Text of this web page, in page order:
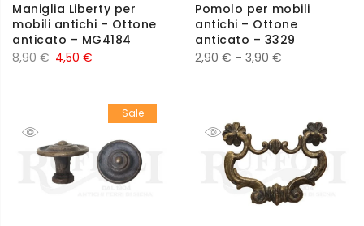
Maniglia Liberty per
mobili antichi – Ottone
anticato – MG4184
8,90€ 4,50 €
Pomolo per mobili
antichi – Ottone
anticato – 3329
2,90 € – 3,90 €
Sale